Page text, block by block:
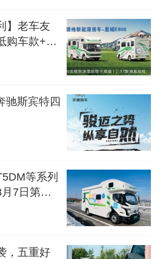
】老车友
购车款+额
驰斯宾特四
等系列
7日第八
，五重好